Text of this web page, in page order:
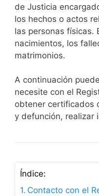
de Justicia
los hechos o actos
las personas físicas.
nacimientos, los
matrimonios.
A continuación
necesite con el
obtener certificados
y defunción, realizar
Índice:
Contacto con el